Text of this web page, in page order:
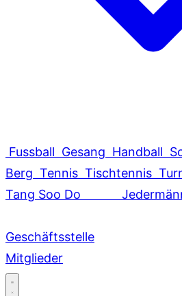
Fussball Gesang Handball
Berg Tennis Tischtennis
Tang Soo Do
Geschäftsstelle
Mitglieder